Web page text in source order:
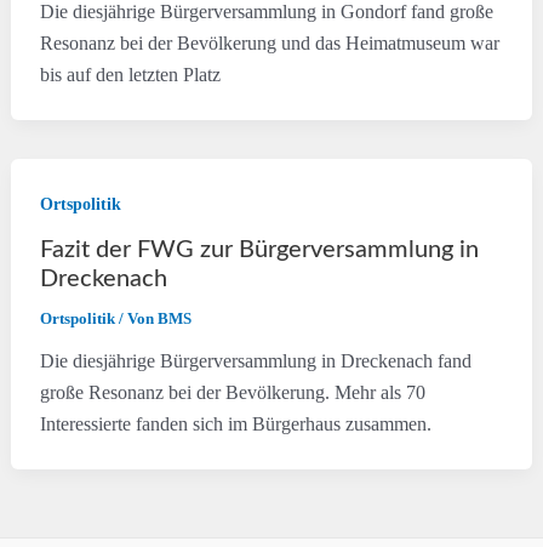
Die diesjährige Bürgerversammlung in Gondorf fand große
Resonanz bei der Bevölkerung und das Heimatmuseum war
bis auf den letzten Platz
Ortspolitik
Fazit der FWG zur Bürgerversammlung in
Dreckenach
Ortspolitik/ Von BMS
Die diesjährige Bürgerversammlung in Dreckenach fand
große Resonanz bei der Bevölkerung. Mehr als 70
Interessierte fanden sich im Bürgerhaus zusammen.